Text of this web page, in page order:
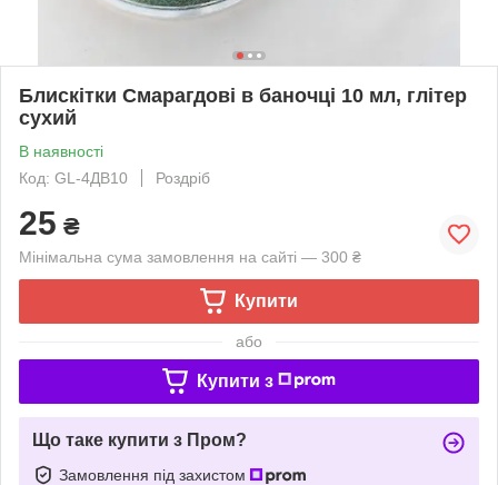
Блискітки Смарагдові в баночці 10 мл, глітер
сухий
В наявності
Код: GL-4ДB10
Роздріб
25 ₴
Мінімальна сума замовлення на сайті — 300 ₴
Купити
або
Купити з
Що таке купити з Пром?
Замовлення під захистом